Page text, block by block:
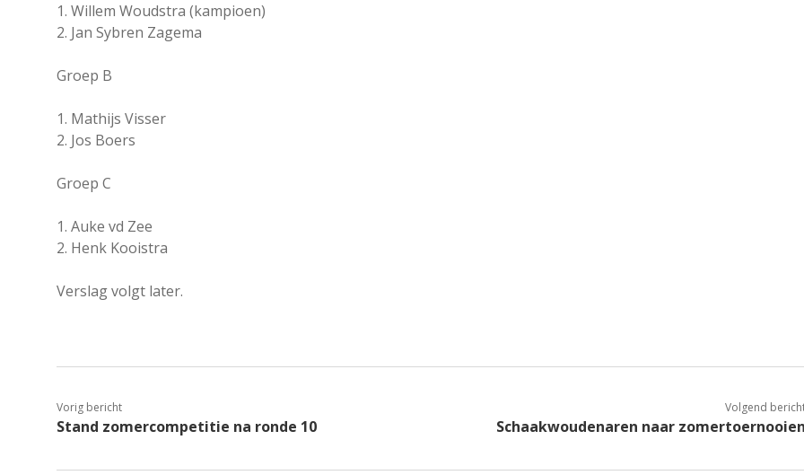
1. Willem Woudstra (kampioen)
2. Jan Sybren Zagema
Groep B
1. Mathijs Visser
2. Jos Boers
Groep C
1. Auke vd Zee
2. Henk Kooistra
Verslag volgt later.
Vorig bericht
Stand zomercompetitie na ronde 10
Volgend
Schaakwoudenaren naar